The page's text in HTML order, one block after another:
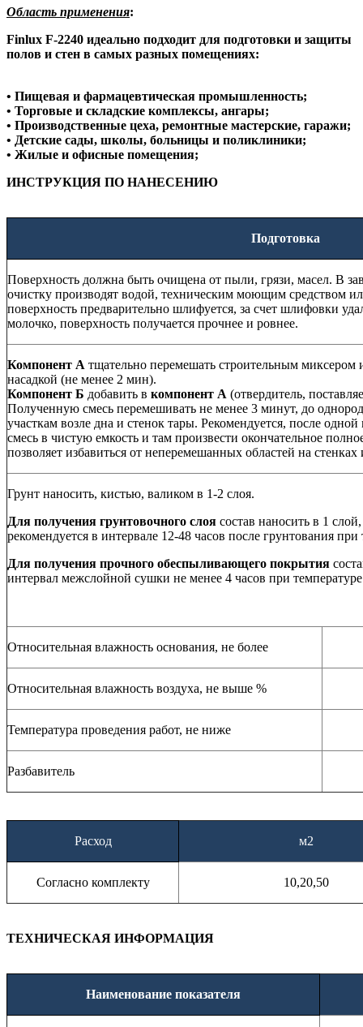
Область применения:
Finlux F-2240 идеально подходит для подготовки и защиты
полов и стен в самых разных помещениях:
• Пищевая и фармацевтическая промышленность;
• Торговые и складские комплексы, ангары;
• Производственные цеха, ремонтные мастерские, гаражи;
• Детские сады, школы, больницы и поликлиники;
• Жилые и офисные помещения;
ИНСТРУКЦИЯ ПО НАНЕСЕНИЮ
Подготовка
Поверхность должна быть очищена от пыли, грязи, масел. В
очистку производят водой, техническим моющим средством
поверхность предварительно шлифуется, за счет шлифовки
молочко, поверхность получается прочнее и ровнее.
Компонент А тщательно перемешать строительным миксером
насадкой (не менее 2 мин).
Компонент Б добавить в компонент А (отвердитель,
Полученную смесь перемешивать не менее 3 минут, до
участкам возле дна и стенок тары. Рекомендуется, после
смесь в чистую емкость и там произвести окончательное
позволяет избавиться от неперемешанных областей на
Грунт наносить, кистью, валиком в 1-2 слоя.
Для получения грунтовочного слоя состав наносить в 1
рекомендуется в интервале 12-48 часов после грунтования
Для получения прочного обеспыливающего покрытия
интервал межслойной сушки не менее 4 часов при
Относительная влажность основания, не более
Относительная влажность воздуха, не выше %
Температура проведения работ, не ниже
Разбавитель
Расход м2
Согласно комплекту 10,20,50
ТЕХНИЧЕСКАЯ ИНФОРМАЦИЯ
Наименование показателя